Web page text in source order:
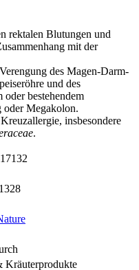
rektalen Blutungen und
mit der
des Magen-Darm-
und des
oder bestehendem
oder Megakolon.
insbesondere
.
Kräuterprodukte